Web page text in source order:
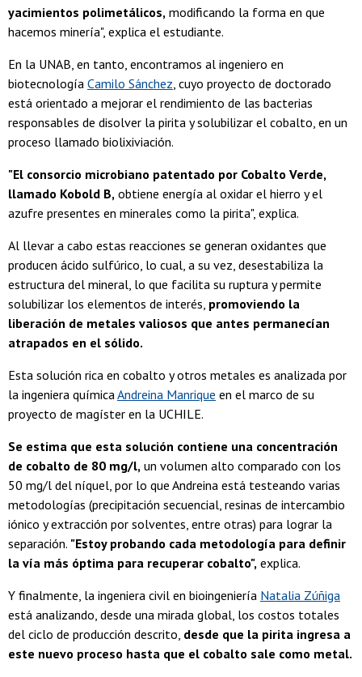
yacimientos polimetálicos, modificando la forma en que
hacemos minería", explica el estudiante.
En la UNAB, en tanto, encontramos al ingeniero en
biotecnología Camilo Sánchez, cuyo proyecto de doctorado
está orientado a mejorar el rendimiento de las bacterias
responsables de disolver la pirita y solubilizar el cobalto, en un
proceso llamado biolixiviación.
"El consorcio microbiano patentado por Cobalto Verde,
llamado Kobold B, obtiene energía al oxidar el hierro y el
azufre presentes en minerales como la pirita", explica.
Al llevar a cabo estas reacciones se generan oxidantes que
producen ácido sulfúrico, lo cual, a su vez, desestabiliza la
estructura del mineral, lo que facilita su ruptura y permite
solubilizar los elementos de interés, promoviendo la
liberación de metales valiosos que antes permanecían
atrapados en el sólido.
Esta solución rica en cobalto y otros metales es analizada por
la ingeniera químicaAndreina Manrique en el marco de su
proyecto de magíster en la UCHILE.
Se estima que esta solución contiene una concentración
de cobalto de 80 mg/l, un volumen alto comparado con los
50 mg/l del níquel, por lo que Andreina está testeando varias
metodologías (precipitación secuencial, resinas de intercambio
iónico y extracción por solventes, entre otras) para lograr la
separación. "Estoy probando cada metodología para definir
la vía más óptima para recuperar cobalto", explica.
Y finalmente, la ingeniera civil en bioingeniería Natalia Zúñiga
está analizando, desde una mirada global, los costos totales
del ciclo de producción descrito, desde que la pirita ingresa a
este nuevo proceso hasta que el cobalto sale como metal.